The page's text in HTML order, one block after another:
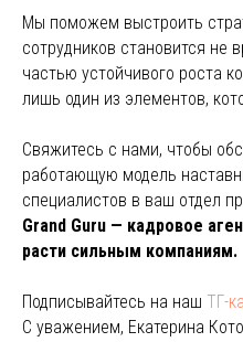
Мы поможем выстроить
сотрудников становится
частью устойчивого роста
лишь один из элементов,
Свяжитесь с нами, чтобы
работающую модель
специалистов в ваш отдел
Grand Guru — кадровое
расти сильным компаниям.
Подписывайтесь на наш ТГ-
С уважением, Екатерина